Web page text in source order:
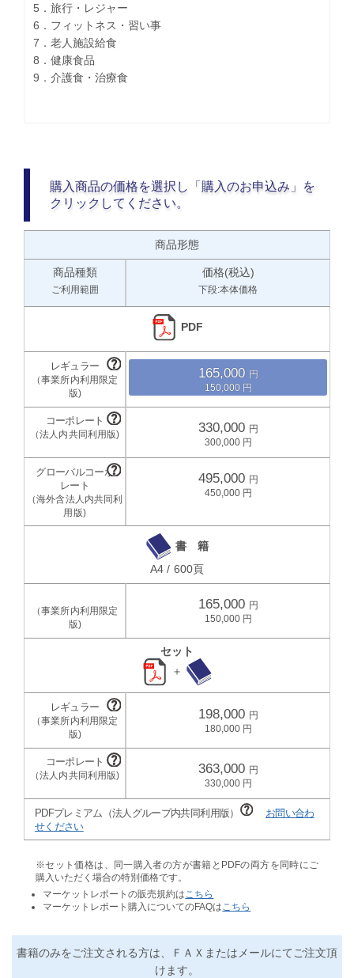
5．旅行・レジャー
6．フィットネス・習い事
7．老人施設給食
8．健康食品
9．介護食・治療食
購入商品の価格を選択し「購入のお申込み」を
クリックしてください。
商品形態
商品種類
ご利用範囲
価格(税込)
下段:本体価格
PDF
165,000
150,000
330,000
300,000
495,000
450,000
書 籍
A4 / 600頁
165,000
150,000
セット
＋
198,000
180,000
363,000
330,000
PDFプレミアム（法人グループ内共同利用版）
お問い合わ
せください
※セット価格は、同一購入者の方が書籍とPDFの両方を同時にご
購入いただく場合の特別価格です。
マーケットレポートの販売規約は こちら
マーケットレポート購入についてのFAQは こちら
書籍のみをご注文される方は、ＦＡＸまたはメールにてご注文頂
けます。